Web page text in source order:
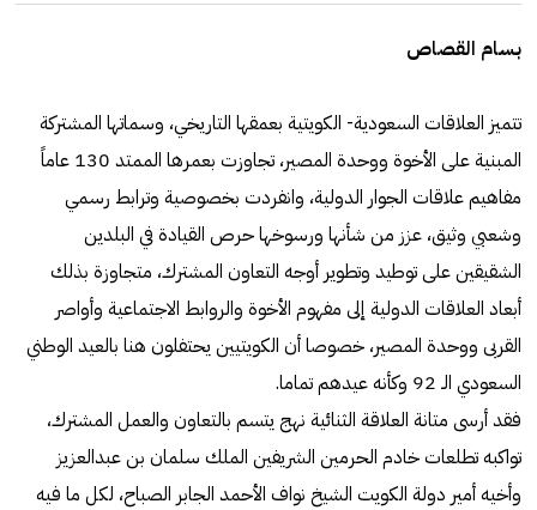
بسام القصاص
تتميز العلاقات السعودية- الكويتية بعمقها التاريخي، وسماتها المشتركة
المبنية على الأخوة ووحدة المصير، تجاوزت بعمرها الممتد 130 عاماً
مفاهيم علاقات الجوار الدولية، وانفردت بخصوصية وترابط رسمي
وشعبي وثيق، عزز من شأنها ورسوخها حرص القيادة في البلدين
الشقيقين على توطيد وتطوير أوجه التعاون المشترك، متجاوزة بذلك
أبعاد العلاقات الدولية إلى مفهوم الأخوة والروابط الاجتماعية وأواصر
القربى ووحدة المصير، خصوصا أن الكويتيين يحتفلون هنا بالعيد الوطني
السعودي الـ 92 وكأنه عيدهم تماما.
فقد أرسى متانة العلاقة الثنائية نهج يتسم بالتعاون والعمل المشترك،
تواكبه تطلعات خادم الحرمين الشريفين الملك سلمان بن عبدالعزيز
وأخيه أمير دولة الكويت الشيخ نواف الأحمد الجابر الصباح، لكل ما فيه